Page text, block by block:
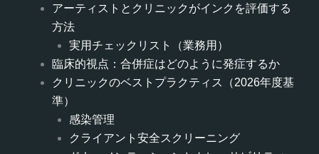
アーティストとクリニックがインクを評価する
方法
実用チェックリスト（業務用）
臨床的視点：合併症はどのように発症するか
クリニックのベストプラクティス（2026年度基
準）
感染管理
クライアント安全スクリーニング